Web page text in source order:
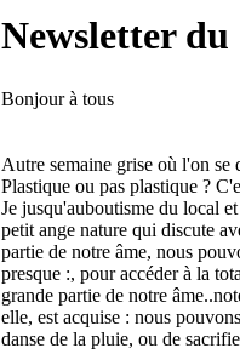
Newsletter du
Bonjour à tous
Autre semaine grise où l'on se
Plastique ou pas plastique ?
Je jusqu'auboutisme du local
petit ange nature qui discute
partie de notre âme, nous
presque :, pour accéder à la
grande partie de notre
elle, est acquise : nous
danse de la pluie, ou de